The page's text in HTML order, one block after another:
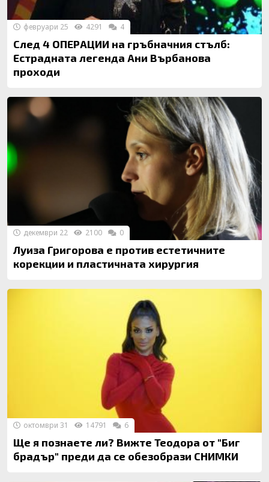
След 4 ОПЕРАЦИИ на гръбначния стълб:
Естрадната легенда Ани Върбанова
проходи
февруари 25 4291 4
Луиза Григорова е против естетичните
корекции и пластичната хирургия
декември 22 2100 0
Ще я познаете ли? Вижте Теодора от "Биг
брадър" преди да се обезобрази СНИМКИ
октомври 31 14791 6